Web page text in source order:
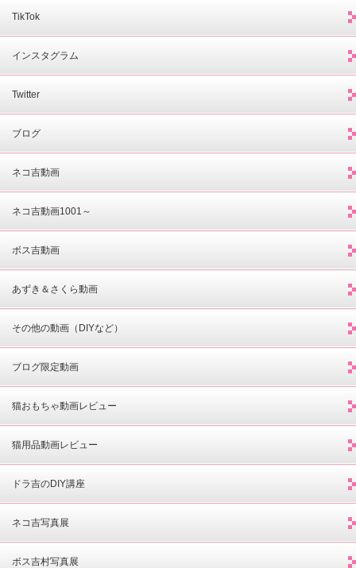
TikTok
インスタグラム
Twitter
ブログ
ネコ吉動画
ネコ吉動画1001～
ボス吉動画
あずき＆さくら動画
その他の動画（DIYなど）
ブログ限定動画
猫おもちゃ動画レビュー
猫用品動画レビュー
ドラ吉のDIY講座
ネコ吉写真展
ボス吉村写真展